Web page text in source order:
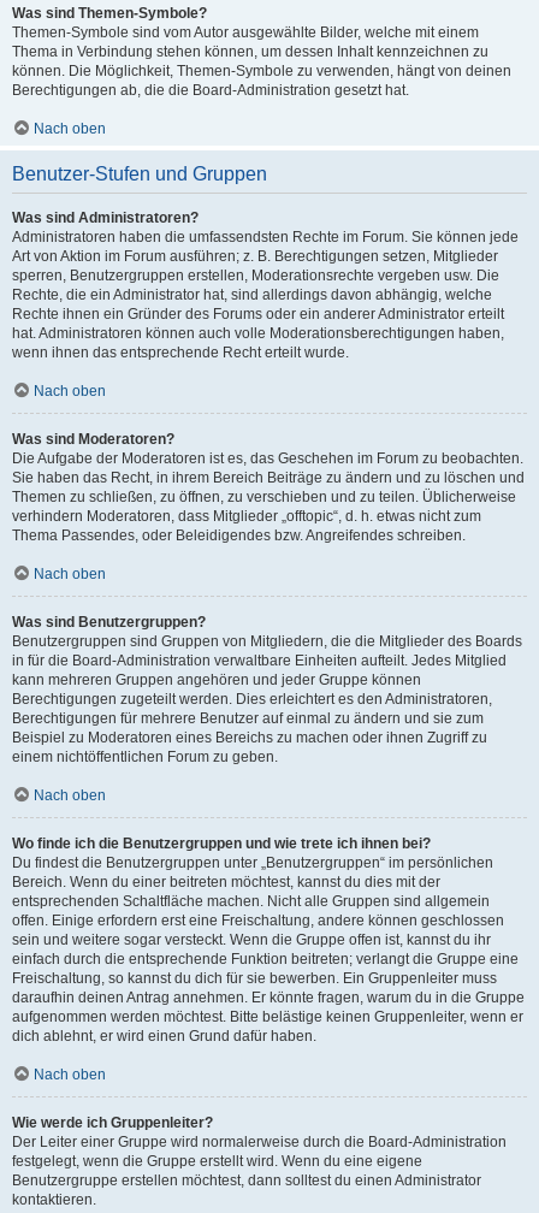
Was sind Themen-Symbole?
Themen-Symbole sind vom Autor ausgewählte Bilder, welche mit einem
Thema in Verbindung stehen können, um dessen Inhalt kennzeichnen zu
können. Die Möglichkeit, Themen-Symbole zu verwenden, hängt von deinen
Berechtigungen ab, die die Board-Administration gesetzt hat.
Nach oben
Benutzer-Stufen und Gruppen
Was sind Administratoren?
Administratoren haben die umfassendsten Rechte im Forum. Sie können jede
Art von Aktion im Forum ausführen; z. B. Berechtigungen setzen, Mitglieder
sperren, Benutzergruppen erstellen, Moderationsrechte vergeben usw. Die
Rechte, die ein Administrator hat, sind allerdings davon abhängig, welche
Rechte ihnen ein Gründer des Forums oder ein anderer Administrator erteilt
hat. Administratoren können auch volle Moderationsberechtigungen haben,
wenn ihnen das entsprechende Recht erteilt wurde.
Nach oben
Was sind Moderatoren?
Die Aufgabe der Moderatoren ist es, das Geschehen im Forum zu beobachten.
Sie haben das Recht, in ihrem Bereich Beiträge zu ändern und zu löschen und
Themen zu schließen, zu öffnen, zu verschieben und zu teilen. Üblicherweise
verhindern Moderatoren, dass Mitglieder „offtopic“, d. h. etwas nicht zum
Thema Passendes, oder Beleidigendes bzw. Angreifendes schreiben.
Nach oben
Was sind Benutzergruppen?
Benutzergruppen sind Gruppen von Mitgliedern, die die Mitglieder des Boards
in für die Board-Administration verwaltbare Einheiten aufteilt. Jedes Mitglied
kann mehreren Gruppen angehören und jeder Gruppe können
Berechtigungen zugeteilt werden. Dies erleichtert es den Administratoren,
Berechtigungen für mehrere Benutzer auf einmal zu ändern und sie zum
Beispiel zu Moderatoren eines Bereichs zu machen oder ihnen Zugriff zu
einem nichtöffentlichen Forum zu geben.
Nach oben
Wo finde ich die Benutzergruppen und wie trete ich ihnen bei?
Du findest die Benutzergruppen unter „Benutzergruppen“ im persönlichen
Bereich. Wenn du einer beitreten möchtest, kannst du dies mit der
entsprechenden Schaltfläche machen. Nicht alle Gruppen sind allgemein
offen. Einige erfordern erst eine Freischaltung, andere können geschlossen
sein und weitere sogar versteckt. Wenn die Gruppe offen ist, kannst du ihr
einfach durch die entsprechende Funktion beitreten; verlangt die Gruppe eine
Freischaltung, so kannst du dich für sie bewerben. Ein Gruppenleiter muss
daraufhin deinen Antrag annehmen. Er könnte fragen, warum du in die Gruppe
aufgenommen werden möchtest. Bitte belästige keinen Gruppenleiter, wenn er
dich ablehnt, er wird einen Grund dafür haben.
Nach oben
Wie werde ich Gruppenleiter?
Der Leiter einer Gruppe wird normalerweise durch die Board-Administration
festgelegt, wenn die Gruppe erstellt wird. Wenn du eine eigene
Benutzergruppe erstellen möchtest, dann solltest du einen Administrator
kontaktieren.